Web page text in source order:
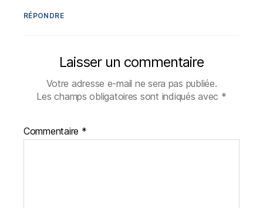
RÉPONDRE
Laisser un commentaire
Votre adresse e-mail ne sera pas publiée.
Les champs obligatoires sont indiqués avec *
Commentaire *